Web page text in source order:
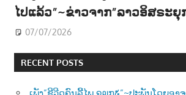
ໄປແລ້ວ”~ຂ່າວຈາກ”ລາວອິສຣະ
07/07/2026
RECENT POSTS